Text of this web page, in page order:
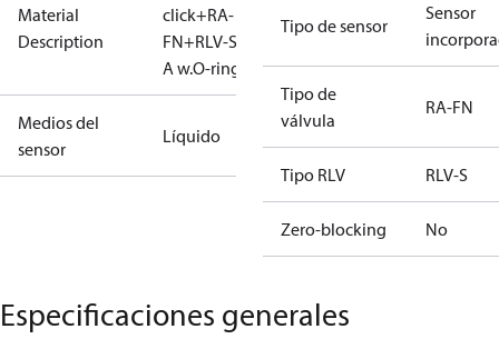
Material
Description
click+RA-
FN+RLV-S15
A w.O-ring
Medios del
sensor
Líquido
Tipo de sensor
Sensor
Tipo de
válvula
RA-FN
Tipo RLV RLV-S
Zero-blocking No
Especificaciones generales